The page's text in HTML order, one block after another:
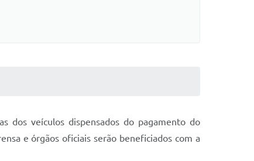
dos veículos dispensados do pagamento do
e órgãos oficiais serão beneficiados com a